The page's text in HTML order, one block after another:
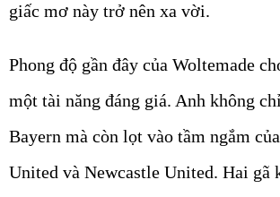
giấc mơ này trở nên xa vời.
Phong độ gần đây của Woltemade
một tài năng đáng giá. Anh không
Bayern mà còn lọt vào tầm ngắm
United và Newcastle United. Hai gã